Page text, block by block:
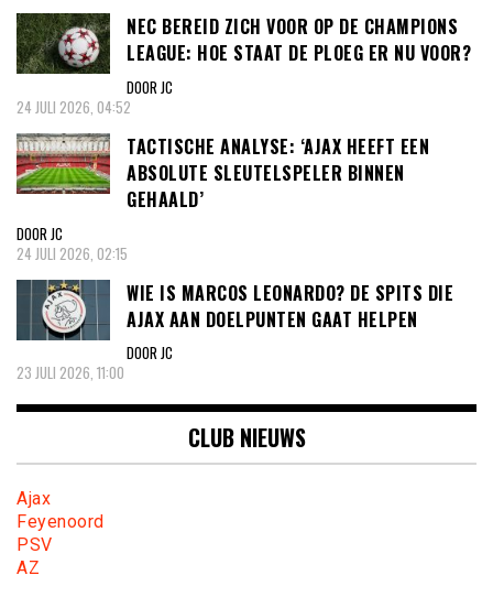
NEC BEREID ZICH VOOR OP DE CHAMPIONS
LEAGUE: HOE STAAT DE PLOEG ER NU VOOR?
DOOR JC
24 JULI 2026, 04:52
TACTISCHE ANALYSE: ‘AJAX HEEFT EEN
ABSOLUTE SLEUTELSPELER BINNEN
GEHAALD’
DOOR JC
24 JULI 2026, 02:15
WIE IS MARCOS LEONARDO? DE SPITS DIE
AJAX AAN DOELPUNTEN GAAT HELPEN
DOOR JC
23 JULI 2026, 11:00
CLUB NIEUWS
Ajax
Feyenoord
PSV
AZ